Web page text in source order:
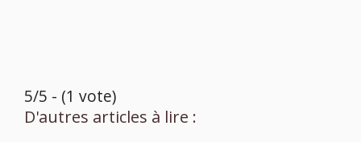
5/5 - (1 vote)
D'autres articles à lire :